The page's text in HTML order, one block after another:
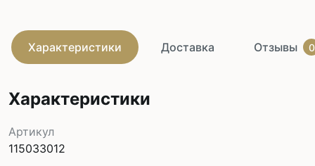
Характеристики Доставка Отзывы 0
Характеристики
Артикул
115033012